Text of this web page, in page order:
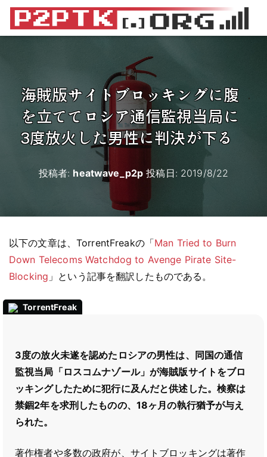
海賊版サイトブロッキングに腹
を立ててロシア通信監視当局に
3度放火した男性に判決が下る
投稿者: heatwave_p2p 投稿日: 2019/8/22
以下の文章は、TorrentFreakの「Man Tried to Burn
Down Telecoms Watchdog to Avenge Pirate Site-
Blocking 」という記事を翻訳したものである。
TorrentFreak
3度の放火未遂を認めたロシアの男性は、同国の通信
監視当局「ロスコムナゾール」が海賊版サイトをブロ
ッキングしたために犯行に及んだと供述した。検察は
禁錮2年を求刑したものの、18ヶ月の執行猶予が与え
られた。
著作権者や多数の政府が、サイトブロッキングは著作